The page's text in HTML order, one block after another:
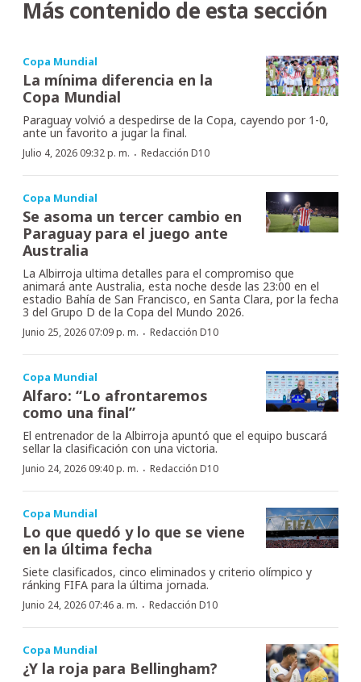
Más contenido de esta sección
Copa Mundial
La mínima diferencia en la
Copa Mundial
Paraguay volvió a despedirse de la Copa, cayendo por 1-0,
ante un favorito a jugar la final.
Julio 4, 2026 09:32 p. m. · Redacción D10
Copa Mundial
Se asoma un tercer cambio en
Paraguay para el juego ante
Australia
La Albirroja ultima detalles para el compromiso que
animará ante Australia, esta noche desde las 23:00 en el
estadio Bahía de San Francisco, en Santa Clara, por la fecha
3 del Grupo D de la Copa del Mundo 2026.
Junio 25, 2026 07:09 p. m. · Redacción D10
Copa Mundial
Alfaro: “Lo afrontaremos
como una final”
El entrenador de la Albirroja apuntó que el equipo buscará
sellar la clasificación con una victoria.
Junio 24, 2026 09:40 p. m. · Redacción D10
Copa Mundial
Lo que quedó y lo que se viene
en la última fecha
Siete clasificados, cinco eliminados y criterio olímpico y
ránking FIFA para la última jornada.
Junio 24, 2026 07:46 a. m. · Redacción D10
Copa Mundial
¿Y la roja para Bellingham?